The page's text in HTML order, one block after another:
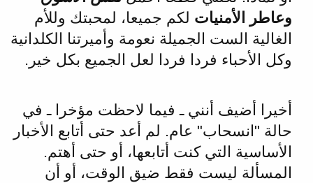
وعاطر الأمنيات لكم جميعا، لمحبتك وللأم
الغالية الست الجميلة نعومة وأميرتنا الكلدانية
وكل الأحباء فردا فردا لعل الجميع بكل خير.
أخيرا أضيف أنني ـ فيما لاحظت مؤخرا ـ في
حالة "انسحاب" عام. لم أعد حتى أتابع الأخبار
الأساسية التي كنت أتابعها، أو حتى أهتم.
المسألة ليست فقط ضيق الوقت، أو أن